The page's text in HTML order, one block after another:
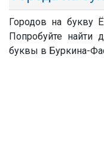
Городов на букву
Попробуйте найти
буквы в Буркина-